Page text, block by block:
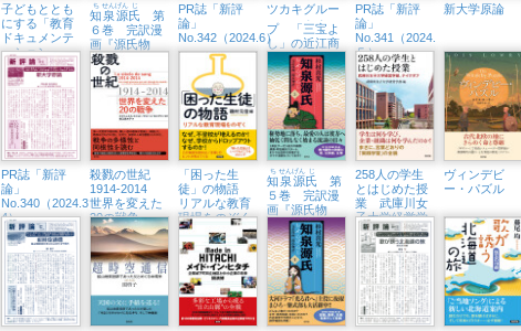
子どもととも
にする「教育
ドキュメンテ
ーション」
探究を深める
保育実践
知
ち
泉
せん
源
げん
氏
じ
第
６巻 完訳漫
画『源氏物
語』
PR誌「新評
論」
No.342（2024.6）
ツカキグルー
プ 「三宝 よ
し」の近江商
PR誌「新評
論」
No.341（2024.
５）
新大学原論
PR誌「新評
論」
No.340（2024.3・
4）
殺戮の世紀
1914-2014
世界を変えた
20の戦争
「困った生
徒」の物語
リアルな教育
現場をのぞく
知
ち
泉
せん
源
げん
氏
じ
第
５巻 完訳漫
画『源氏物
語』
258人の学生
とはじめた授
業 武庫川女
子大学経営学
部、テイクオ
フ
ヴィンデビ
ー・パズル